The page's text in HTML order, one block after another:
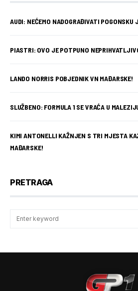
AUDI: NEĆEMO NADOGRAĐIVATI POGONSKU
PIASTRI: OVO JE POTPUNO
LANDO NORRIS POBJEDNIK VN MAĐARSKE!
SLUŽBENO: FORMULA 1 SE VRAĆA U
KIMI ANTONELLI KAŽNJEN S TRI MJESTA
MAĐARSKE!
PRETRAGA